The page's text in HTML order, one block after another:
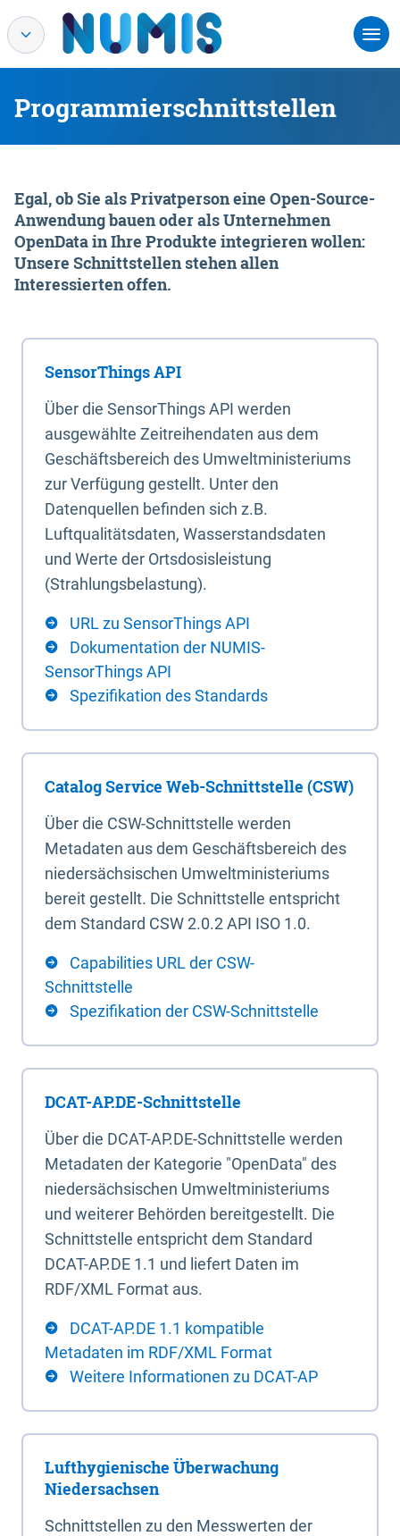
Programmierschnittstellen
Egal, ob Sie als Privatperson eine Open-Source-
Anwendung bauen oder als Unternehmen
OpenData in Ihre Produkte integrieren wollen:
Unsere Schnittstellen stehen allen
Interessierten offen.
SensorThings API
Über die SensorThings API werden
ausgewählte Zeitreihendaten aus dem
Geschäftsbereich des Umweltministeriums
zur Verfügung gestellt. Unter den
Datenquellen befinden sich z.B.
Luftqualitätsdaten, Wasserstandsdaten
und Werte der Ortsdosisleistung
(Strahlungsbelastung).
URL zu SensorThings API
Dokumentation der NUMIS-
SensorThings API
Spezifikation des Standards
Catalog Service Web-Schnittstelle (CSW)
Über die CSW-Schnittstelle werden
Metadaten aus dem Geschäftsbereich des
niedersächsischen Umweltministeriums
bereit gestellt. Die Schnittstelle entspricht
dem Standard CSW 2.0.2 API ISO 1.0.
Capabilities URL der CSW-
Schnittstelle
Spezifikation der CSW-Schnittstelle
DCAT-AP.DE-Schnittstelle
Über die DCAT-AP.DE-Schnittstelle werden
Metadaten der Kategorie "OpenData" des
niedersächsischen Umweltministeriums
und weiterer Behörden bereitgestellt. Die
Schnittstelle entspricht dem Standard
DCAT-AP.DE 1.1 und liefert Daten im
RDF/XML Format aus.
DCAT-AP.DE 1.1 kompatible
Metadaten im RDF/XML Format
Weitere Informationen zu DCAT-AP
Lufthygienische Überwachung
Niedersachsen
Schnittstellen zu den Messwerten der